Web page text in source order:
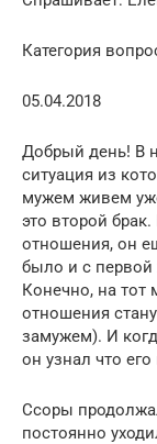
Категория
05.04.2018
Добрый день! В
ситуация из
мужем живем
это второй
отношения, он
было и с
Конечно, на
отношения
замужем). И
он узнал что
Ссоры
постоянно